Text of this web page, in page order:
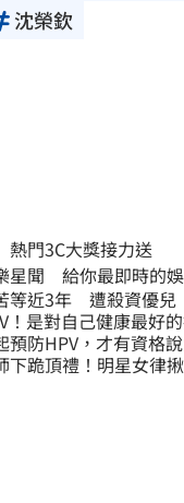
沈榮欽
門3C大獎接力送
星聞 給你最即時的
等近3年 遭殺資優兒
未來
！是對自己健康最好
預防HPV，才有資格說
下跪頂禮！明星女律